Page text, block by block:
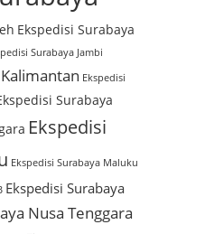
Ekspedisi Surabaya
Surabaya Jambi
Ekspedisi
Surabaya
Ekspedisi
Ekspedisi Surabaya Maluku
Ekspedisi Surabaya
Nusa Tenggara